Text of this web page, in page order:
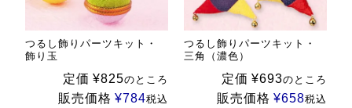
つるし飾りパーツキット・
飾り玉
定価 ¥825のところ
販売価格 ¥784税込
つるし飾りパーツキット・
三角（濃色）
定価 ¥693のところ
販売価格 ¥658税込